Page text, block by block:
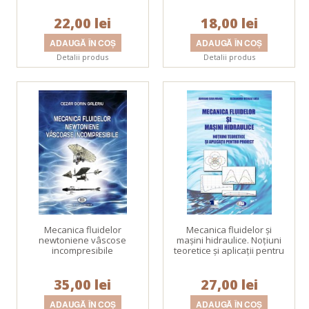
22,00 lei
Detalii produs
18,00 lei
Detalii produs
Mecanica fluidelor
newtoniene vâscose
incompresibile
35,00 lei
Mecanica fluidelor și
mașini hidraulice. Noțiuni
teoretice și aplicații pentru
27,00 lei